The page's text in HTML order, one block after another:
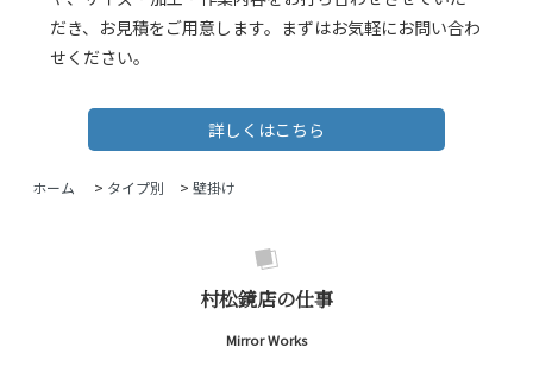
だき、お見積をご用意します。まずはお気軽にお問い合わ
せください。
詳しくはこちら
ホーム > タイプ別 >壁掛け
村松鏡店の仕事
Mirror Works